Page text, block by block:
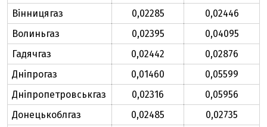
Вінницягаз 0,02285
0,02446
Волиньгаз
0,02395
0,04095
Гадячгаз
0,02442
0,02876
Дніпрогаз
0,01460
0,05599
Дніпропетровськгаз
0,02316
0,05956
Донецькоблгаз
0,02485
0,02735